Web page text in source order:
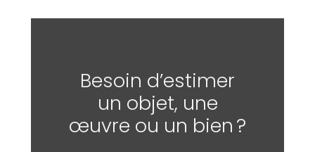
Besoin d’estimer
un objet, une
œuvre ou un bien ?